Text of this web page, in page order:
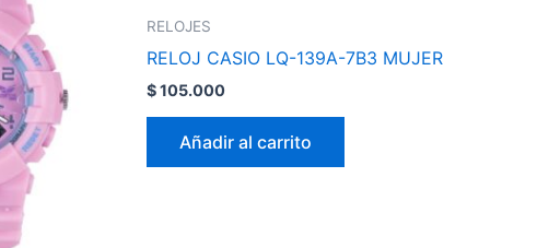
RELOJES
RELOJ CASIO LQ-139A-7B3 MUJER
$105.000
Añadir al carrito